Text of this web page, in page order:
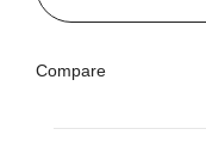
Compare